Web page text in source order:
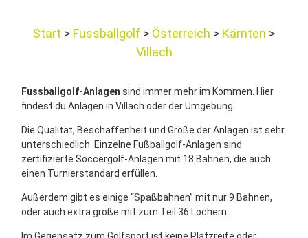
Start Fussballgolf Österreich
Kärnten
Villach
Fussballgolf-Anlagen sind immer mehr im Kommen. Hier
findest du Anlagen in Villach oder der Umgebung.
Die Qualität, Beschaffenheit und Größe der Anlagen ist sehr
unterschiedlich. Einzelne Fußballgolf-Anlagen sind
zertifizierte Soccergolf-Anlagen mit 18 Bahnen, die auch
einen Turnierstandard erfüllen.
Außerdem gibt es einige “Spaßbahnen” mit nur 9 Bahnen,
oder auch extra große mit zum Teil 36 Löchern.